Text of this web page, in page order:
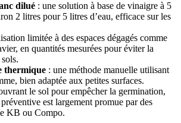
dilué : une solution à base de vinaigre à 5
2 litres pour 5 litres d’eau, efficace sur les
limitée à des espaces dégagés comme
en quantités mesurées pour éviter la
thermique : une méthode manuelle utilisant
bien adaptée aux petites surfaces.
le sol pour empêcher la germination,
est largement promue par des
KB ou Compo.